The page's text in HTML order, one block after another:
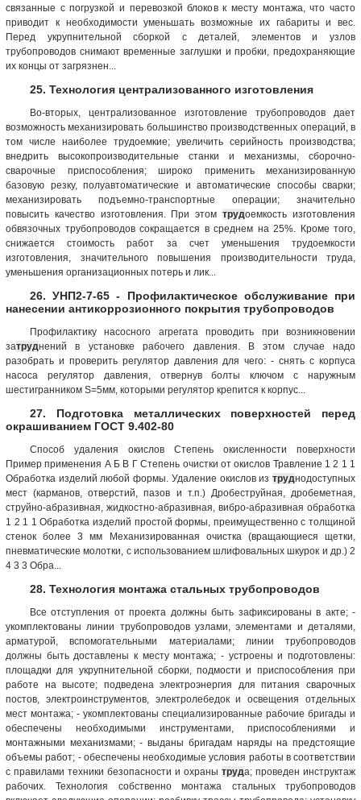
связанные с погрузкой и перевозкой блоков к месту монтажа, что часто
приводит к необходимости уменьшать возможные их габариты и вес.
Перед укрупнительной сборкой с деталей, элементов и узлов
трубопроводов снимают временные заглушки и пробки, предохраняющие
их концы от загрязнен...
25. Технология централизованного изготовления
Во-вторых, централизованное изготовление трубопроводов дает
возможность механизировать большинство производственных операций, в
том числе наиболее трудоемкие; увеличить серийность производства;
внедрить высокопроизводительные станки и механизмы, сборочно-
сварочные приспособления; широко применить механизированную
базовую резку, полуавтоматические и автоматические способы сварки;
механизировать подъемно-транспортные операции; значительно
повысить качество изготовления. При этомтрудоемкость изготовления
обвязочных трубопроводов сокращается в среднем на 25%. Кроме того,
снижается стоимость работ за счет уменьшения трудоемкости
изготовления, значительного повышения производительности труда,
уменьшения организационных потерь и лик...
26. УНП2-7-65 - Профилактическое обслуживание при
нанесении антикоррозионного покрытия трубопроводов
Профилактику насосного агрегата проводить при возникновении
затруднений в установке рабочего давления. В этом случае надо
разобрать и проверить регулятор давления для чего: - снять с корпуса
насоса регулятор давления, отвернув болты ключом с наружным
шестигранником S=5мм, которыми регулятор крепится к корпус...
27. Подготовка металлических поверхностей перед
окрашиванием ГОСТ 9.402-80
Способ удаления окислов Степень окисленности поверхности
Пример применения А Б В Г Степень очистки от окислов Травление 1 2 1 1
Обработка изделий любой формы. Удаление окислов из труднодоступных
мест (карманов, отверстий, пазов и т.п.) Дробеструйная, дробеметная,
струйно-абразивная, жидкостно-абразивная, вибро-абразивная обработка
1 2 1 1 Обработка изделий простой формы, преимущественно с толщиной
стенок более 3 мм Механизированная очистка (вращающиеся щетки,
пневматические молотки, с использованием шлифовальных шкурок и др.) 2
4 3 3 Обра...
28. Технология монтажа стальных трубопроводов
Все отступления от проекта должны быть зафиксированы в акте; -
укомплектованы линии трубопроводов узлами, элементами и деталями,
арматурой, вспомогательными материалами; линии трубопроводов
должны быть доставлены к месту монтажа; - устроены и подготовлены:
площадки для укрупнительной сборки, подмости и приспособления при
работе на высоте; подведена электроэнергия для питания сварочных
постов, электроинструментов, электролебедок и освещения отдельных
мест монтажа; - укомплектованы специализированные рабочие бригады и
обеспечены необходимыми инструментами, приспособлениями и
монтажными механизмами; - выданы бригадам наряды на предстоящие
объемы работ; - обеспечены необходимые условия работы в соответствии
с правилами техники безопасности и охраны труда; проведен инструктаж
рабочих. Технология собственно монтажа стальных трубопроводов